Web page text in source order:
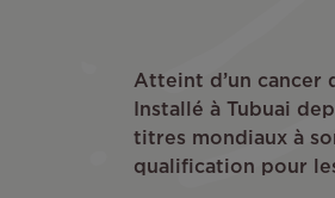
Atteint d’un cancer
Installé à Tubuai
titres mondiaux à
qualification pour